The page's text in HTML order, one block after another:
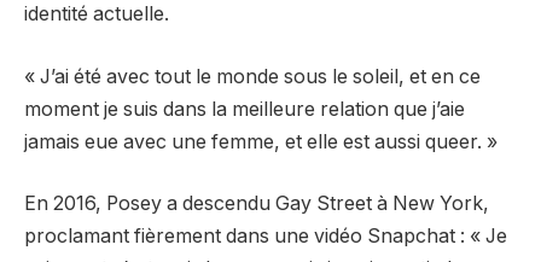
identité actuelle.
« J’ai été avec tout le monde sous le soleil, et en ce
moment je suis dans la meilleure relation que j’aie
jamais eue avec une femme, et elle est aussi queer. »
En 2016, Posey a descendu Gay Street à New York,
proclamant fièrement dans une vidéo Snapchat : « Je